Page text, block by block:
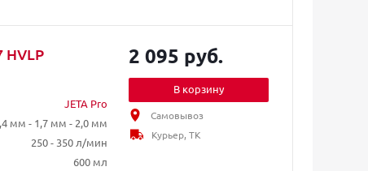
HVLP
JETA Pro
мм - 1,7 мм - 2,0 мм
250 - 350 л/мин
600 мл
2 095 руб.
В корзину
Самовывоз
Курьер, ТК